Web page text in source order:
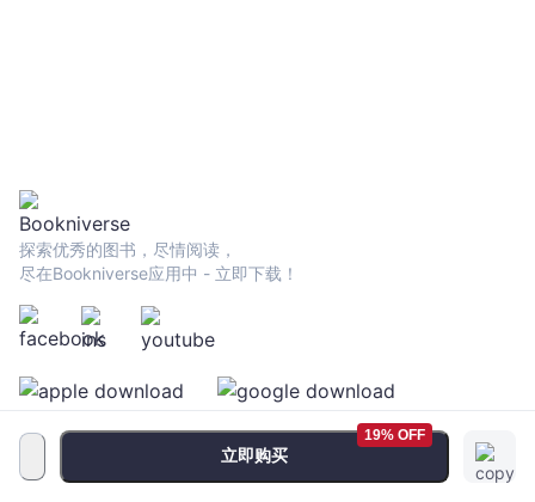
立即购买
19% OFF
探索优秀的图书，尽情阅读，
尽在Bookniverse应用中 - 立即下载！